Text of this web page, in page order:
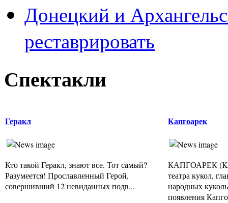
Донецкий и
реставрировать
Спектакли
Геракл
Кто такой Геракл, знают все. Тот самый?
Разумеется! Прославленный Герой,
совершивший 12 невиданных подв...
Капгоарек
КАПГОАРЕК
театра кукол,
народных
появления